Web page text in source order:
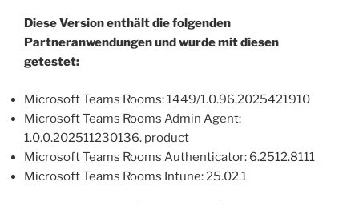
Diese Version enthält die folgenden
Partneranwendungen und wurde mit diesen
getestet:
Microsoft Teams Rooms: 1449/1.0.96.2025421910
Microsoft Teams Rooms Admin Agent:
1.0.0.202511230136. product
Microsoft Teams Rooms Authenticator: 6.2512.8111
Microsoft Teams Rooms Intune: 25.02.1